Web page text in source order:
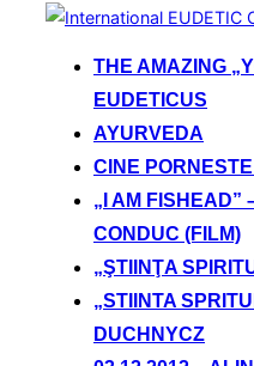
THE AMAZING
EUDETICUS
AYURVEDA
CINE
„I AM FISHEAD”
CONDUC (FILM)
„ŞTIINŢA
„STIINTA
DUCHNYCZ